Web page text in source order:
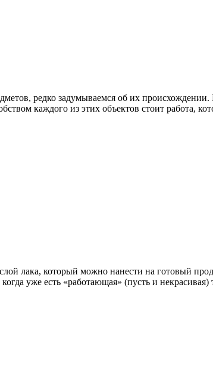
редко задумываемся об их
каждого из этих объектов стоит работа,
лака, который можно нанести на готовый
уже есть «работающая» (пусть и